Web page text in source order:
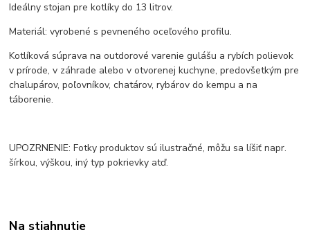
Ideálny stojan pre kotlíky do 13 litrov.
Materiál: vyrobené s pevneného oceľového profilu.
Kotlíková súprava na outdorové varenie gulášu a rybích polievok
v prírode, v záhrade alebo v otvorenej kuchyne, predovšetkým pre
chalupárov, poľovníkov, chatárov, rybárov do kempu a na
táborenie.
UPOZRNENIE: Fotky produktov sú ilustračné, môžu sa líšiť napr.
šírkou, výškou, iný typ pokrievky atď.
Na stiahnutie